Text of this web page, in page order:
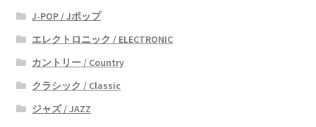
J-POP / Jポップ
エレクトロニック / ELECTRONIC
カントリー / Country
クラシック / Classic
ジャズ / JAZZ